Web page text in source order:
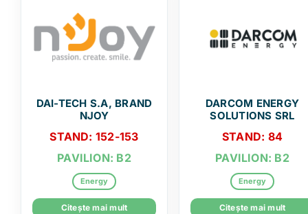
DAI-TECH S.A, BRAND
NJOY
STAND: 152-153
PAVILION: B2
Energy
Citește mai mult
DARCOM ENERGY
SOLUTIONS SRL
STAND: 84
PAVILION: B2
Energy
Citește mai mult